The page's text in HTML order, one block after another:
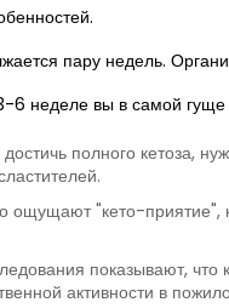
пару недель.
6 неделе вы в самой гуще
полного кетоза,
ощущают "кето-приятие",
показывают, что
активности в